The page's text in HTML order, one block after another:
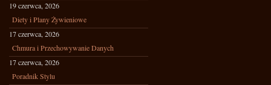
19 czerwca, 2026
Diety i Plany Żywieniowe
17 czerwca, 2026
Chmura i Przechowywanie Danych
17 czerwca, 2026
Poradnik Stylu